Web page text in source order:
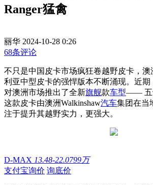
Ranger猛禽
丽华 2024-10-28 0:26
68条评论
不只是中国皮卡市场疯狂卷越野皮卡，
利亚中型皮卡的强悍版本不断涌现。近期
对澳洲市场推出了全新旗舰款车型—— 五
这款皮卡由澳洲Walkinshaw汽车集团在当
注于提升其越野实力，更强大。
D-MAX 13.48-22.0799万
支付宝询价 询底价